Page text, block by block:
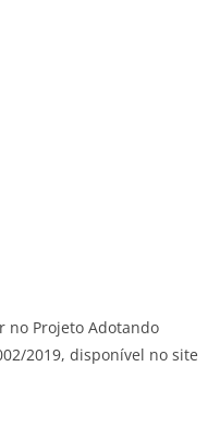
no Projeto Adotando
2019, disponível no site